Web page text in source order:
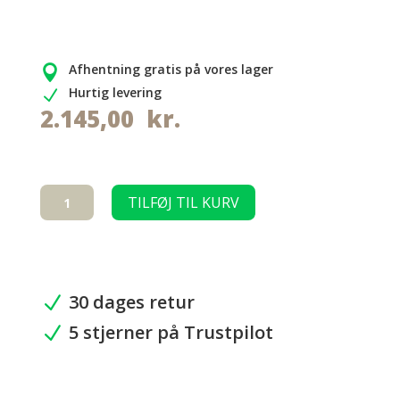
 Afhentning gratis på vores lager
N Hurtig levering
2.145,00 kr.
NEW
LINE
104
x
75
TILFØJ TIL KURV
N 30 dages retur
N 5 stjerner på Trustpilot